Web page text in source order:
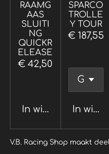
RAAMG
AAS
SLUITI
NG
QUICKR
ELEASE
€ 42,50
In winkelwagen
SPARCO
TROLLE
Y TOUR
€ 187,55
In
V.B. Racing Shop maakt